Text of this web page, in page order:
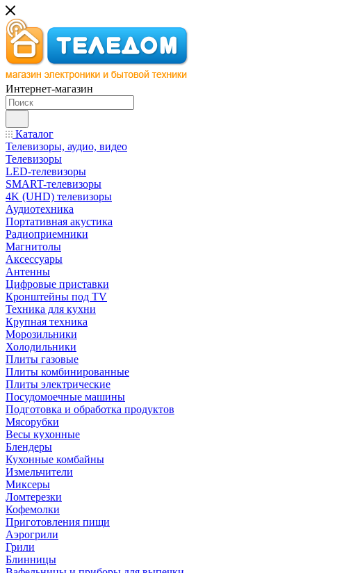
Интернет-магазин
Каталог
Телевизоры, аудио, видео
Телевизоры
LED-телевизоры
SMART-телевизоры
4K (UHD) телевизоры
Аудиотехника
Портативная акустика
Радиоприемники
Магнитолы
Аксессуары
Антенны
Цифровые приставки
Кронштейны под TV
Техника для кухни
Крупная техника
Морозильники
Холодильники
Плиты газовые
Плиты комбинированные
Плиты электрические
Посудомоечные машины
Подготовка и обработка продуктов
Мясорубки
Весы кухонные
Блендеры
Кухонные комбайны
Измельчители
Миксеры
Ломтерезки
Кофемолки
Приготовления пищи
Аэрогрили
Грили
Блинницы